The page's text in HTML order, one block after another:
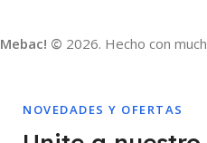
Mebac! © 2026. Hecho con
NOVEDADES Y OFERTAS